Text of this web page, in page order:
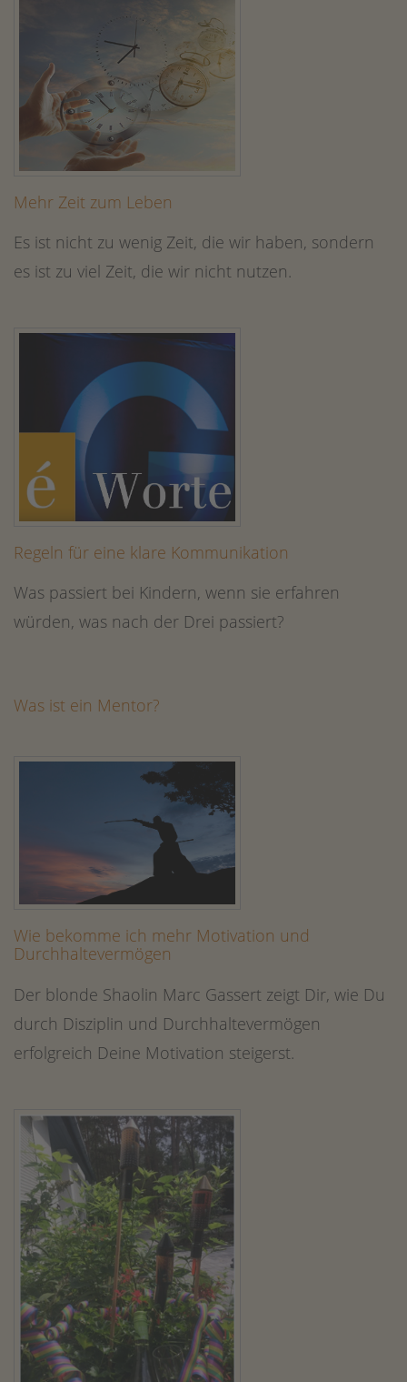
Mehr Zeit zum Leben
Es ist nicht zu wenig Zeit, die wir haben, sondern
es ist zu viel Zeit, die wir nicht nutzen.
Regeln für eine klare Kommunikation
Was passiert bei Kindern, wenn sie erfahren
würden, was nach der Drei passiert?
Was ist ein Mentor?
Wie bekomme ich mehr Motivation und
Durchhaltevermögen
Der blonde Shaolin Marc Gassert zeigt Dir, wie Du
durch Disziplin und Durchhaltevermögen
erfolgreich Deine Motivation steigerst.